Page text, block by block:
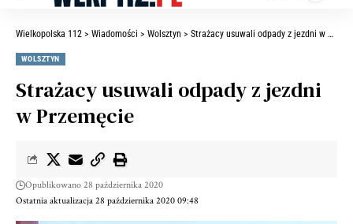
Wielkopolska 112 > Wiadomości > Wolsztyn > Strażacy usuwali odpady z jezdni w Przemęcie
WOLSZTYN
Strażacy usuwali odpady z jezdni
w Przemęcie
Ostatnia aktualizacja 28 października 2020 09:48
Opublikowano 28 października 2020